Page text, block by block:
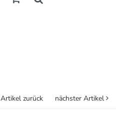
Artikel zurück nächster Artikel